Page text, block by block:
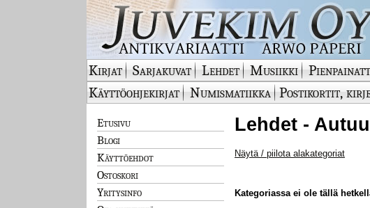
Kirjat Sarjakuvat Lehdet Musiikki
Käyttöohjekirjat
Numismatiikka Postikortit,
Etusivu
Blogi
Käyttöehdot
Ostoskori
Yritysinfo
Lehdet -
Näytä / piilota alakategoriat
Kategoriassa ei ole tällä